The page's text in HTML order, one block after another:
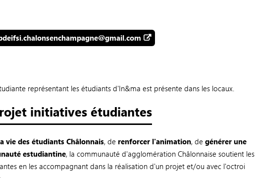
représentant les étudiants d'In&ma est présente dans les locaux.
initiatives étudiantes
vie des étudiants Châlonnais, de renforcer l'animation, de générer une
estudiantine, la communauté d'agglomération Châlonnaise soutient les
en les accompagnant dans la réalisation d'un projet et/ou avec l'octroi